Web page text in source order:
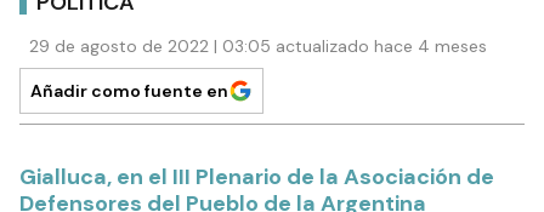
29 de agosto de 2022 | 03:05 actualizado hace 4 meses
Añadir como fuente en
Gialluca, en el III Plenario de la Asociación de
Defensores del Pueblo de la Argentina